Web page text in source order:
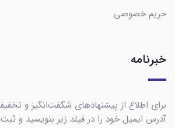
حریم خصوصی
خبرنامه
برای اطلاع از پیشنهادهای شگفت‌انگیز و
آدرس ایمیل خود را در فیلد زیر بنویسید و